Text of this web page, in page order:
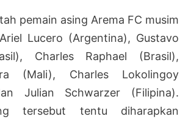
pemain asing Arema FC musim
Lucero (Argentina), Gustavo
Charles Raphael (Brasil),
(Mali), Charles Lokolingoy
Julian Schwarzer (Filipina).
tersebut tentu diharapkan